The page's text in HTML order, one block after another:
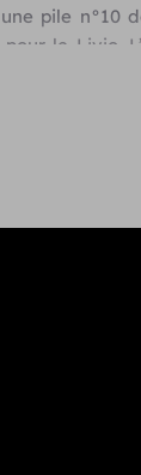
pile n°10
le Livio.
et du